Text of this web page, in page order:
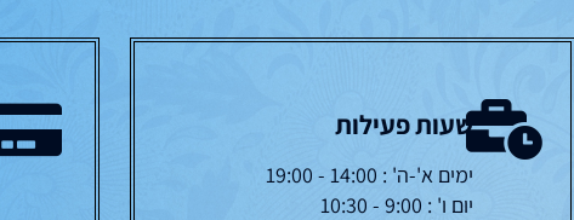
שעות פעילות
ימים א'-ה' : 14:00 - 19:00
יום ו' : 9:00 - 10:30